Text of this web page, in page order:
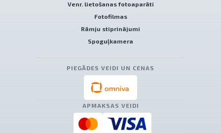
Venr. lietošanas fotoaparāti
Fotofilmas
Rāmju stiprinājumi
Spoguļkamera
PIEGĀDES VEIDI UN CENAS
APMAKSAS VEIDI